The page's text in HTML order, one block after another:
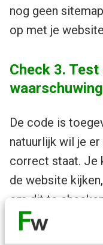
nog geen
op met je
Check 3.
De code is
natuurlijk wil je
correct staat. Je
de website
om dit te
Als je inlogt, zie